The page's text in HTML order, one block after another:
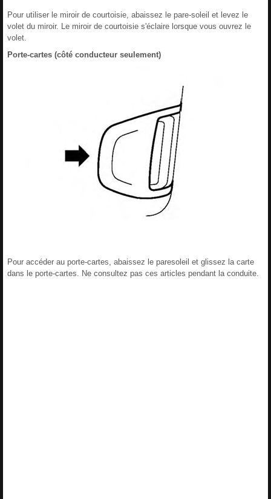
Pour utiliser le miroir de courtoisie, abaissez le pare-soleil et levez le
volet du miroir. Le miroir de courtoisie s'éclaire lorsque vous ouvrez le
volet.
Porte-cartes (côté conducteur seulement)
Pour accéder au porte-cartes, abaissez le paresoleil et glissez la carte
dans le porte-cartes. Ne consultez pas ces articles pendant la conduite.